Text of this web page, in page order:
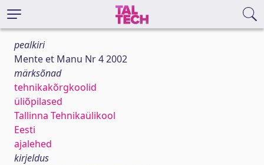
pealkiri
Mente et Manu Nr 4 2002
märksõnad
tehnikakõrgkoolid
üliõpilased
Tallinna Tehnikaülikool
Eesti
ajalehed
kirjeldus